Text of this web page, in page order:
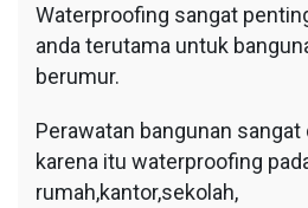
Waterproofing sangat
anda terutama untuk
berumur.
Perawatan bangunan sangat
karena itu waterproofing
rumah,kantor,sekolah,